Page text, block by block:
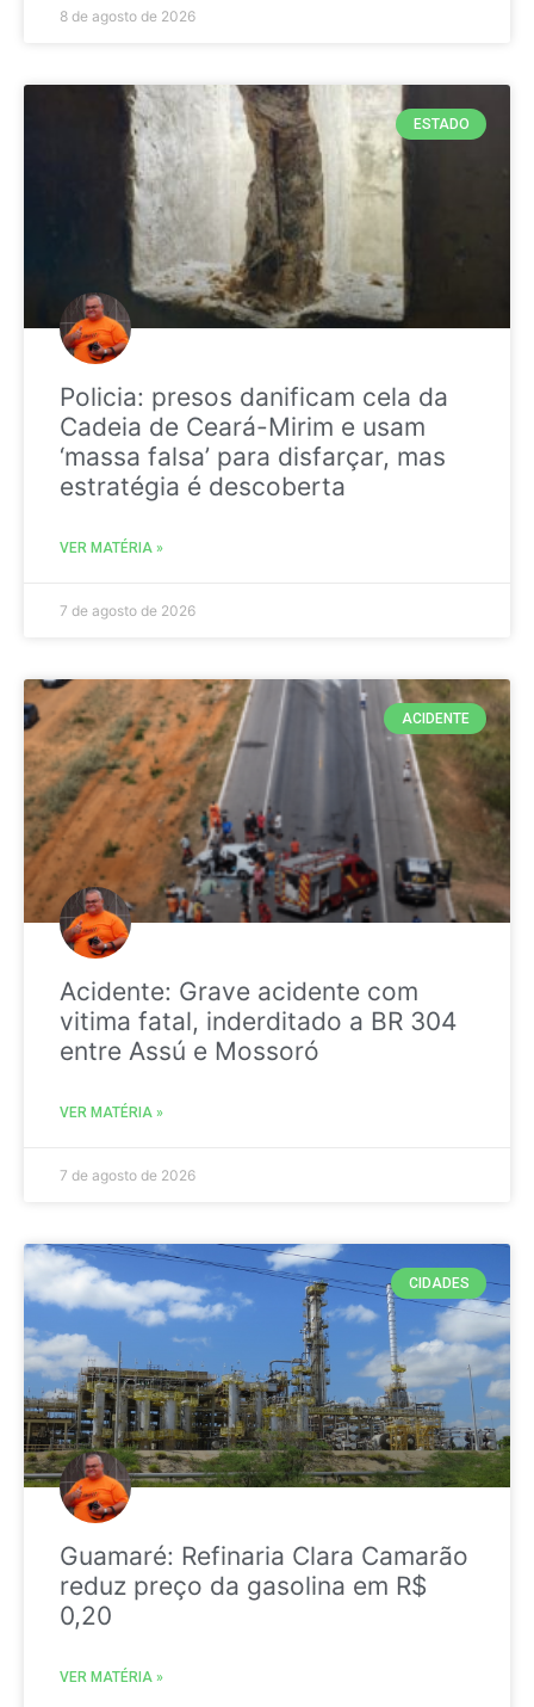
8 de agosto de 2026
ESTADO
Policia: presos danificam cela da
Cadeia de Ceará-Mirim e usam
‘massa falsa’ para disfarçar, mas
estratégia é descoberta
VER MATÉRIA »
7 de agosto de 2026
ACIDENTE
Acidente: Grave acidente com
vitima fatal, inderditado a BR 304
entre Assú e Mossoró
VER MATÉRIA »
7 de agosto de 2026
CIDADES
Guamaré: Refinaria Clara Camarão
reduz preço da gasolina em R$
0,20
VER MATÉRIA »